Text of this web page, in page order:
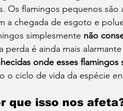
Os flamingos pequenos
a chegada de esgoto e
simplesmente não
perda é ainda mais
onde esses flamingos
o ciclo de vida da espécie
que isso nos